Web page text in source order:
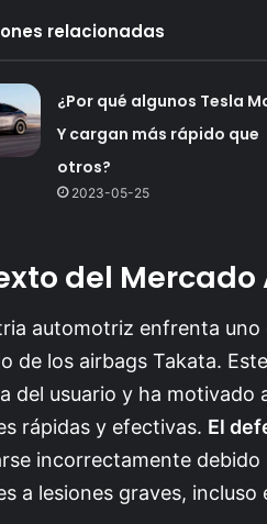
relacionadas
¿Por qué algunos Tesla
Y cargan más rápido que
otros?
2023-05-25
del
automotriz enfrenta uno
de los airbags Takata.
del usuario y ha motivado
rápidas y efectivas. El
incorrectamente
a lesiones graves,